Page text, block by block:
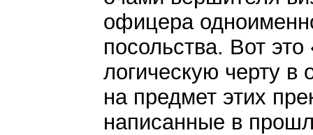
офицера
посольства. Вот
логическую черту в
на предмет этих
написанные в